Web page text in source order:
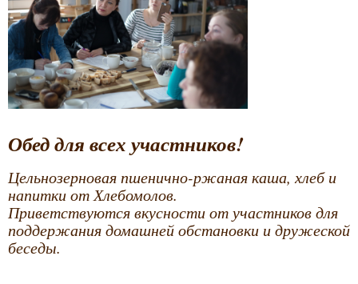
Обед для всех участников!
Цельнозерновая пшенично-ржаная каша, хлеб и
напитки от Хлебомолов.
Приветствуются вкусности от участников для
поддержания домашней обстановки и дружеской
беседы.